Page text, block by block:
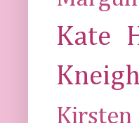
Kate
Kirsten